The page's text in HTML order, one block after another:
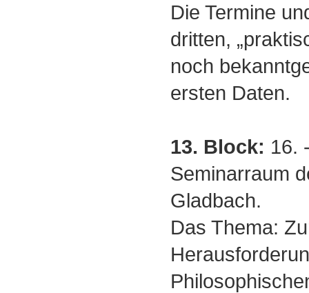
Die Termine
dritten,
noch
ersten Daten.
13. Block: 16.
Seminarraum
Gladbach.
Das Thema: